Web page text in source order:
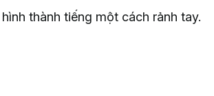
thành tiếng một cách rảnh tay.